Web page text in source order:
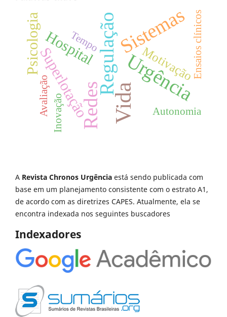
Vida
RegulaçãoUrgência
Redes
Sistemas
Superlotação
Hospital
Psicologia Motivação
Inovação
Avaliação
Tempo Ensaios clínicos
Autonomia
A Revista Chronos Urgência está sendo publicada com
base em um planejamento consistente com o estrato A1,
de acordo com as diretrizes CAPES. Atualmente, ela se
encontra indexada nos seguintes buscadores
Indexadores